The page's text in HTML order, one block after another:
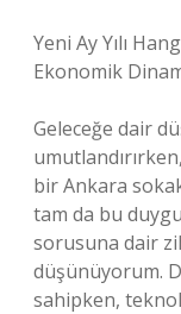
Yeni Ay Yılı
Ekonomik
Geleceğe dair
bir Ankara
tam da bu
sorusuna dair
düşünüyorum.
sahipken,